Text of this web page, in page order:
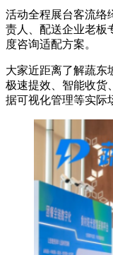
活动全程展台客流络
责人、配送企业老板
度咨询适配方案。
大家近距离了解蔬东
极速提效、智能收货
据可视化管理等实际